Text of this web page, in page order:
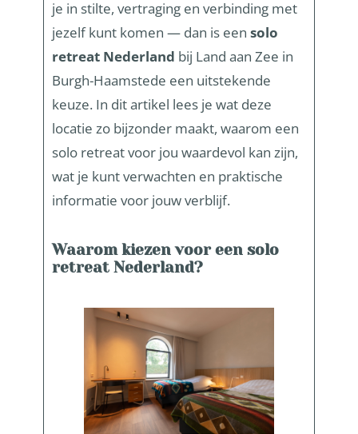
je in stilte, vertraging en verbinding met
jezelf kunt komen — dan is een solo
retreat Nederland bij Land aan Zee in
Burgh-Haamstede een uitstekende
keuze. In dit artikel lees je wat deze
locatie zo bijzonder maakt, waarom een
solo retreat voor jou waardevol kan zijn,
wat je kunt verwachten en praktische
informatie voor jouw verblijf.
Waarom kiezen voor een solo
retreat Nederland?